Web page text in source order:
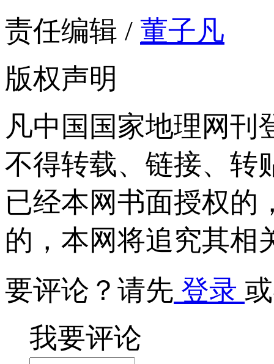
责任编辑 / 董子凡
版权声明
凡中国国家地理网刊
不得转载、链接、转
已经本网书面授权的
的，本网将追究其相
要评论？请先 登录
我要评论